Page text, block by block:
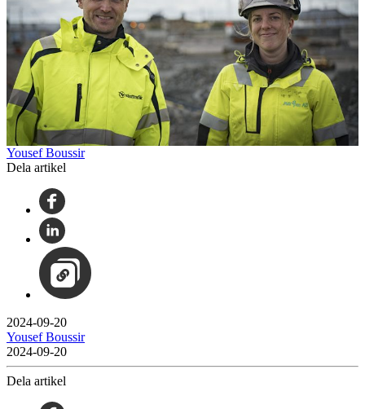
Yousef Boussir
Dela artikel
2024-09-20
Yousef Boussir
2024-09-20
Dela artikel